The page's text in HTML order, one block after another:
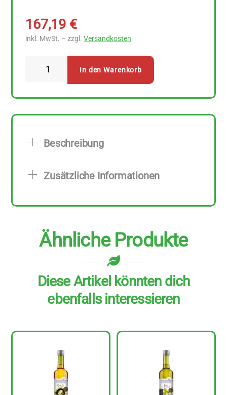
167,19 €
inkl. MwSt. – zzgl.Versandkosten
zu
Menge
In den Warenkorb
Beschreibung
Zusätzliche Informationen
Ähnliche Produkte
Diese Artikel könnten dich
ebenfalls interessieren